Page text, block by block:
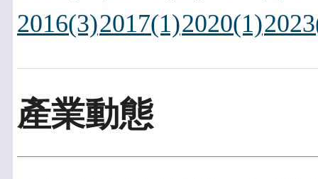
2016(3)2017(1)2020(1)
產業動態